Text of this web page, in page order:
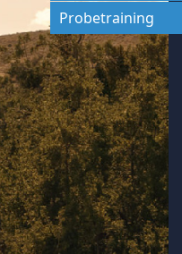
Probetraining